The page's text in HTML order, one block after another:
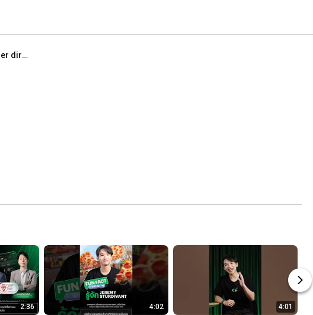
Statement video from Mr. Sakonwut Sakulkawee, former director of Bitkub Online Co., Ltd.
2:36 4:02 4:01